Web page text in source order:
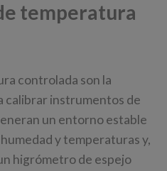
temperatura
controlada son la
calibrar instrumentos de
un entorno estable
y temperaturas y,
higrómetro de espejo